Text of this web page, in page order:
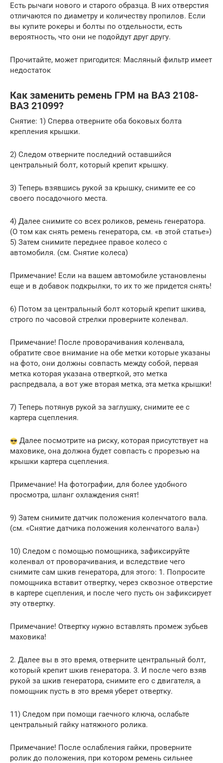
Есть рычаги нового и старого образца. В них отверстия
отличаются по диаметру и количеству пропилов. Если
вы купите рокеры и болты по отдельности, есть
вероятность, что они не подойдут друг другу.
Прочитайте, может пригодится: Масляный фильтр имеет
недостаток
Как заменить ремень ГРМ на ВАЗ 2108-
ВАЗ 21099?
Снятие: 1) Сперва отверните оба боковых болта
крепления крышки.
2) Следом отверните последний оставшийся
центральный болт, который крепит крышку.
3) Теперь взявшись рукой за крышку, снимите ее со
своего посадочного места.
4) Далее снимите со всех роликов, ремень генератора.
(О том как снять ремень генератора, см. «в этой статье»)
5) Затем снимите переднее правое колесо с
автомобиля. (см. Снятие колеса)
Примечание! Если на вашем автомобиле установлены
еще и в добавок подкрылки, то их то же придется снять!
6) Потом за центральный болт который крепит шкива,
строго по часовой стрелки проверните коленвал.
Примечание! После проворачивания коленвала,
обратите свое внимание на обе метки которые указаны
на фото, они должны совпасть между собой, первая
метка которая указана отверткой, это метка
распредвала, а вот уже вторая метка, эта метка крышки!
7) Теперь потянув рукой за заглушку, снимите ее с
картера сцепления.
Далее посмотрите на риску, которая присутствует на
маховике, она должна будет совпасть с прорезью на
крышки картера сцепления.
Примечание! На фотографии, для более удобного
просмотра, шланг охлаждения снят!
9) Затем снимите датчик положения коленчатого вала.
(см. «Снятие датчика положения коленчатого вала»)
10) Следом с помощью помощника, зафиксируйте
коленвал от проворачивания, и вследствие чего
снимите сам шкив генератора, для этого: 1. Попросите
помощника вставит отвертку, через сквозное отверстие
в картере сцепления, и после чего пусть он зафиксирует
эту отвертку.
Примечание! Отвертку нужно вставлять промеж зубьев
маховика!
2. Далее вы в это время, отверните центральный болт,
который крепит шкив генератора. 3. И после чего взяв
рукой за шкив генератора, снимите его с двигателя, а
помощник пусть в это время уберет отвертку.
11) Следом при помощи гаечного ключа, ослабьте
центральный гайку натяжного ролика.
Примечание! После ослабления гайки, проверните
ролик до положения, при котором ремень сильнее